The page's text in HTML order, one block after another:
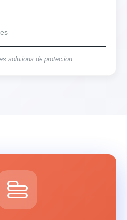
solutions de protection